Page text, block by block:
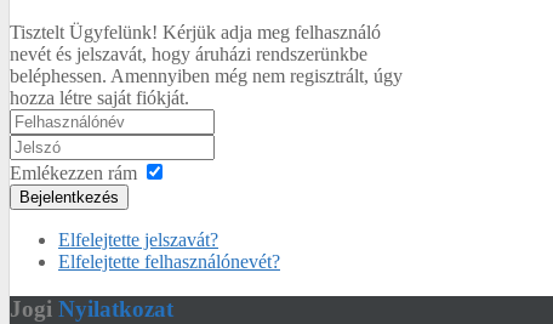
Tisztelt Ügyfelünk! Kérjük adja meg felhasználó
nevét és jelszavát, hogy áruházi rendszerünkbe
beléphessen. Amennyiben még nem regisztrált, úgy
hozza létre saját fiókját.
Emlékezzen rám
Bejelentkezés
Elfelejtette jelszavát?
Elfelejtette felhasználónevét?
Jogi Nyilatkozat